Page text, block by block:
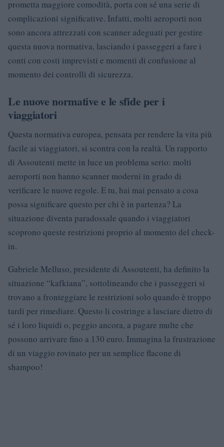
prometta maggiore comodità, porta con sé una serie di
complicazioni significative. Infatti, molti aeroporti non
sono ancora attrezzati con scanner adeguati per gestire
questa nuova normativa, lasciando i passeggeri a fare i
conti con costi imprevisti e momenti di confusione al
momento dei controlli di sicurezza.
Le nuove normative e le sfide per i
viaggiatori
Questa normativa europea, pensata per rendere la vita più
facile ai viaggiatori, si scontra con la realtà. Un rapporto
di Assoutenti mette in luce un problema serio: molti
aeroporti non hanno scanner moderni in grado di
verificare le nuove regole. E tu, hai mai pensato a cosa
possa significare questo per chi è in partenza? La
situazione diventa paradossale quando i viaggiatori
scoprono queste restrizioni proprio al momento del check-
in.
Gabriele Melluso, presidente di Assoutenti, ha definito la
situazione “kafkiana”, sottolineando che i passeggeri si
trovano a fronteggiare le restrizioni solo quando è troppo
tardi per rimediare. Questo li costringe a lasciare dietro di
sé i loro liquidi o, peggio ancora, a pagare multe che
possono arrivare fino a 130 euro. Immagina la frustrazione
di un viaggio rovinato per un semplice flacone di
shampoo!